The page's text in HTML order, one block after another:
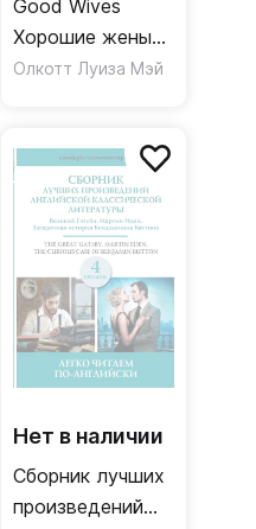
Good Wives
Хорошие жены
Уровень 3
Олкотт Луиза Мэй
Нет в наличии
Сборник лучших
произведений